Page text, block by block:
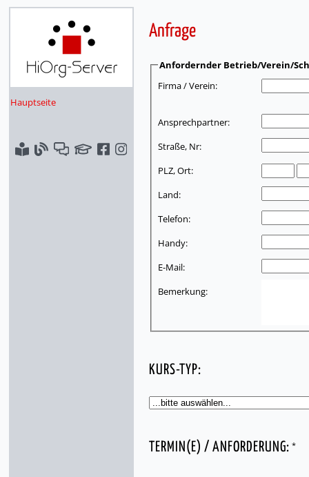
Hauptseite
Anfrage
Anfordernder Betrieb/Verein/
Firma / Verein:
Ansprechpartner:
Straße, Nr:
PLZ, Ort:
Land:
Telefon:
Handy:
E-Mail:
Bemerkung:
KURS-TYP:
TERMIN(E) / ANFORDERUNG: *